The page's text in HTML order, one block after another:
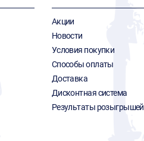
Акции
Новости
Условия покупки
Способы оплаты
Доставка
Дисконтная система
Результаты розыгрышей